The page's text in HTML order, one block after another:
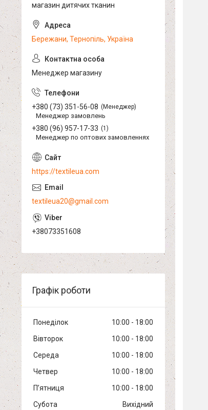
магазин дитячих тканин
Бережани, Тернопіль, Україна
Менеджер магазину
+380 (73) 351-56-08 Менеджер
Менеджер замовлень
+380 (96) 957-17-33 1
Менеджер по оптових замовленнях
https://textileua.com
textileua20@gmail.com
+38073351608
Графік роботи
Понеділок 10:00
18:00
Вівторок
10:00
18:00
Середа
10:00
18:00
Четвер
10:00
18:00
Пʼятниця
10:00
18:00
Субота
Вихідний